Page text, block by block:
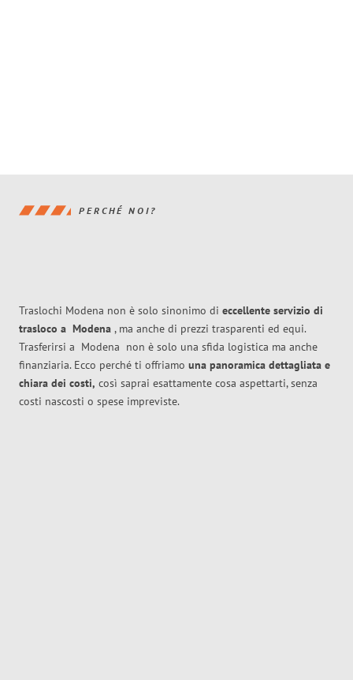
PERCHÉ NOI?
Traslochi Modena non è solo sinonimo di eccellente servizio di
trasloco a Modena , ma anche di prezzi trasparenti ed equi.
Trasferirsi a Modena non è solo una sfida logistica ma anche
finanziaria. Ecco perché ti offriamo una panoramica dettagliata e
chiara dei costi, così saprai esattamente cosa aspettarti, senza
costi nascosti o spese impreviste.